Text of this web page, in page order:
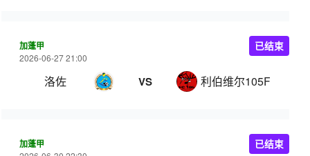
加蓬甲
2026-06-27 21:00
洛佐 VS 利伯维尔105FC
已结束
加蓬甲 已结束